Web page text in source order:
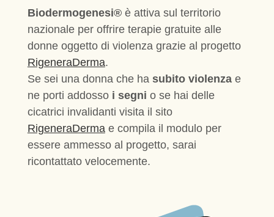
Biodermogenesi®è attiva sul territorio
nazionale per offrire terapie gratuite alle
donne oggetto di violenza grazie al progetto
RigeneraDerma.
Se sei una donna che ha subito violenzae
ne porti addosso i segni o se hai delle
cicatrici invalidanti visita il sito
RigeneraDermae compila il modulo per
essere ammesso al progetto, sarai
ricontattato velocemente.